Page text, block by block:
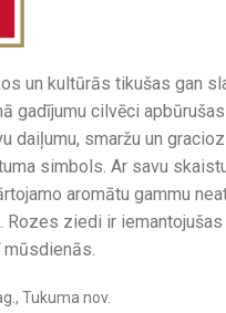
un kultūrās tikušas gan
gadījumu cilvēci apbūrušas
daiļumu, smaržu un
simbols. Ar savu
aromātu gammu
Rozes ziedi ir iemantojušas
Tukuma nov.